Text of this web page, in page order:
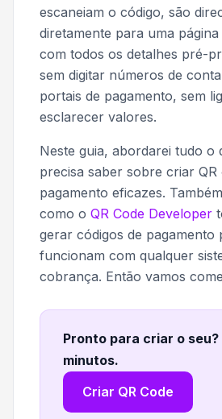
escaneiam o código, são
diretamente para uma
com todos os detalhes pré-
sem digitar números de
portais de pagamento, sem
esclarecer valores.
Neste guia, abordarei tudo o
precisa saber sobre criar QR
pagamento eficazes.
como o QR Code Developer
gerar códigos de pagamento
funcionam com qualquer
cobrança. Então vamos
Pronto para criar o seu?
minutos.
Criar QR Code